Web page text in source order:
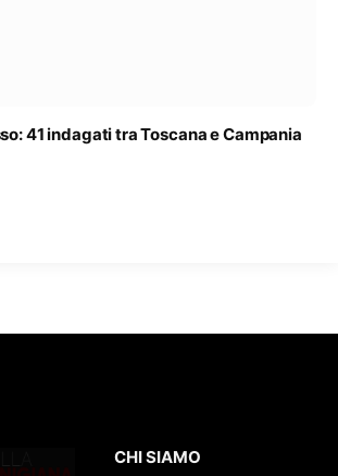
41 indagati tra Toscana e Campania
CHI SIAMO